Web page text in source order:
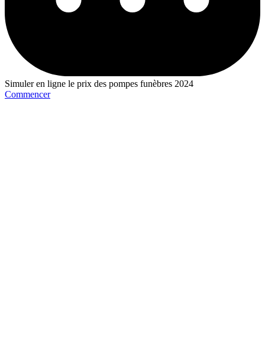
Simuler en ligne le prix des pompes funèbres 2024
Commencer